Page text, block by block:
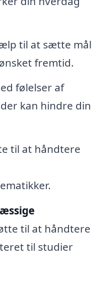
til at sætte mål
fremtid.
følelser af
kan hindre din
til at håndtere
til at håndtere
til studier